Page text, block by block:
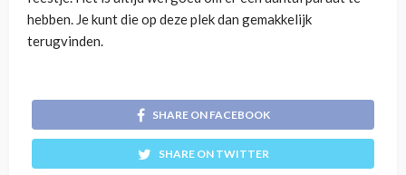
hebben. Je kunt die op deze plek dan gemakkelijk
terugvinden.
SHARE ON FACEBOOK
SHARE ON TWITTER